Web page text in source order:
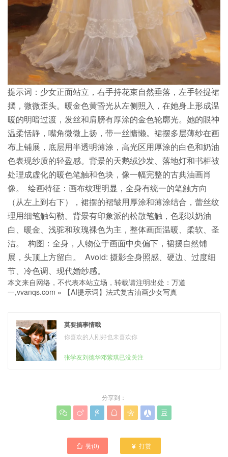
提示词：少女正面站立，右手持花束自然垂落，左手轻提裙
摆，微微歪头。暖金色黄昏光从左侧照入，在她身上形成温
暖的明暗过渡，发丝和肩膀有厚涂的金色轮廓光。她的眼神
温柔恬静，嘴角微微上扬，带一丝慵懒。裙摆多层薄纱在画
布上铺展，底层用半透明薄涂，高光区用厚涂的白色和奶油
色表现纱质的轻盈感。背景的天鹅绒沙发、落地灯和书柜被
处理成虚化的暖色笔触和色块，像一幅完整的古典油画肖
像。 绘画特征：画布纹理明显，全身有统一的笔触方向
（从左上到右下），裙摆的褶皱用厚涂和薄涂结合，蕾丝纹
理用细笔触勾勒。背景有印象派的松散笔触，色彩以奶油
白、暖金、浅驼和玫瑰裸色为主，整体画面温暖、柔软、圣
洁。 构图：全身，人物位于画面中央偏下，裙摆自然铺
展，头顶上方留白。 Avoid: 摄影全身照感、硬边、过度细
节、冷色调、现代婚纱感。
本文来自网络，不代表本站立场，转载请注明出处： 万道
一,vvanqs.com » 【AI提示词】法式复古油画少女写真
莫要搞事情哦
你喜欢的人刚好也未喜欢你
张学友刘德华邓紫琪已没关注
分享到：
      
 赞(0)  打赏